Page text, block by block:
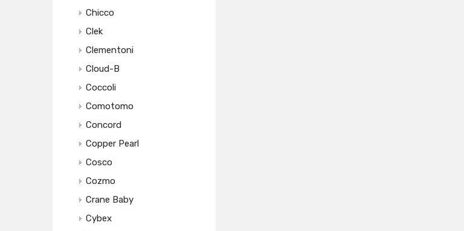
Chicco
Clek
Clementoni
Cloud-B
Coccoli
Comotomo
Concord
Copper Pearl
Cosco
Cozmo
Crane Baby
Cybex